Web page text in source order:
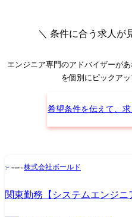
キャリアに近づけて、会社が定め
認する ④お客様やプロジェクトメ
プロジェクトが決定
＼ 条件に合う求人が
エンジニア専門のアドバイザーが
を個別にピックアッ
希望条件を伝えて、
株式会社ボールド
関東勤務【システムエンジニ